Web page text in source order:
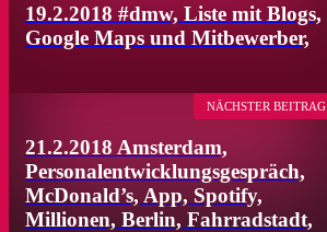
19.2.2018 #dmw, Liste mit Blogs,
Google Maps und Mitbewerber,
21.2.2018 Amsterdam,
Personalentwicklungsgespräch,
McDonald’s, App, Spotify,
Millionen, Berlin, Fahrradstadt,
NÄCHSTER BEITRAG